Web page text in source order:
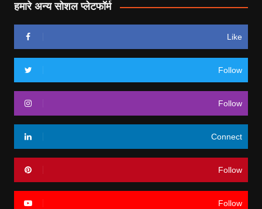
हमारे अन्य सोशल प्लेटफॉर्म
Like
Follow
Follow
Connect
Follow
Follow